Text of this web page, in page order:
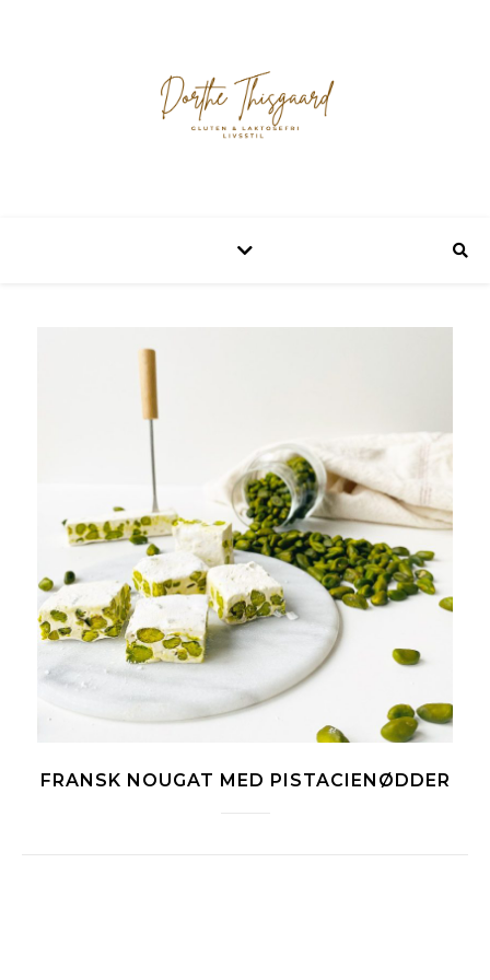
FRANSK NOUGAT MED PISTACIENØDDER